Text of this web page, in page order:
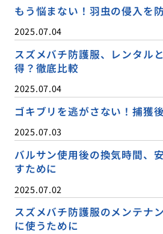
もう悩まない！羽虫の侵入を
2025.07.04
スズメバチ防護服、レンタル
得？徹底比較
2025.07.04
ゴキブリを逃がさない！捕獲
2025.07.03
バルサン使用後の換気時間、
すために
2025.07.02
スズメバチ防護服のメンテナ
に使うために